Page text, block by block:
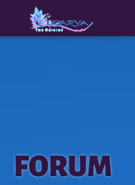
The
Origins
FORUM